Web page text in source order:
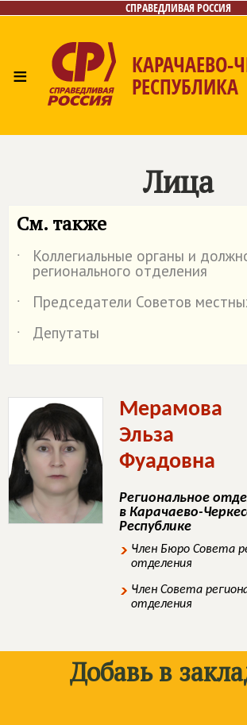
СПРАВЕДЛИВАЯ РОССИЯ
≡ КАРАЧАЕВО-
РЕСПУБЛИКА
Контакты
Лица
См. также
˙ Коллегиальные органы и
регионального отделения
˙
Председатели Советов
˙
Депутаты
Мерамова
Эльза
Фуадовна
Региональное
в Карачаево-
Республике
Член Бюро Совета
отделения
Член Совета
отделения
Добавь в